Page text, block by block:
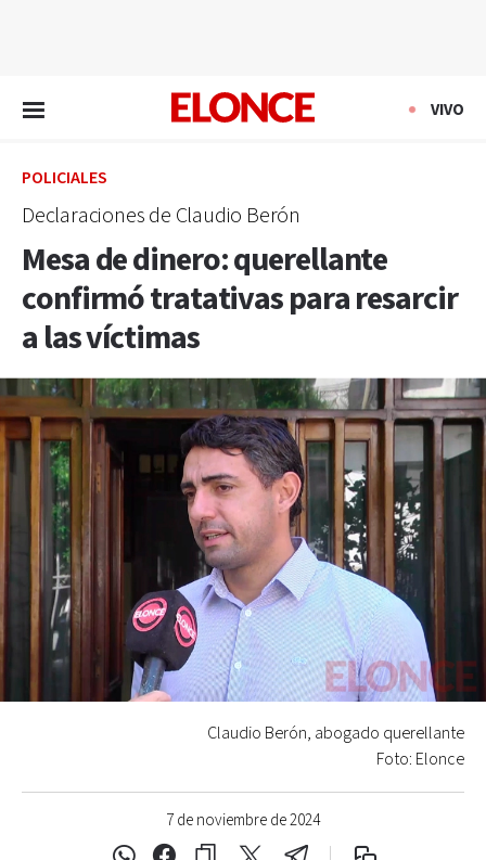
VIVO
POLICIALES
Declaraciones de Claudio Berón
Mesa de dinero: querellante
confirmó tratativas para resarcir
a las víctimas
7 de noviembre de 2024
Claudio Berón, abogado querellante
Foto: Elonce